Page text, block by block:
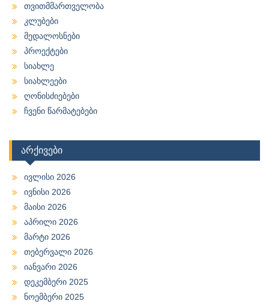
თვითმმართველობა
კლუბები
მედალოსნები
პროექტები
სიახლე
სიახლეები
ღონისძიებები
ჩვენი წარმატებები
არქივები
ივლისი 2026
ივნისი 2026
მაისი 2026
აპრილი 2026
მარტი 2026
თებერვალი 2026
იანვარი 2026
დეკემბერი 2025
ნოემბერი 2025